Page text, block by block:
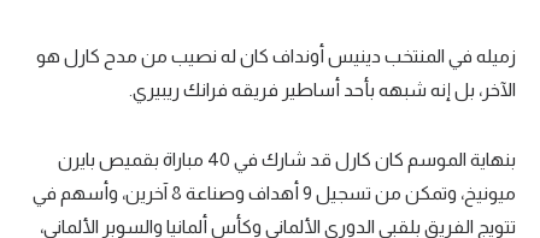
زميله في المنتخب دينيس أونداف كان له نصيب من مدح كارل هو
الآخر، بل إنه شبهه بأحد أساطير فريقه فرانك ريبيري.
بنهاية الموسم كان كارل قد شارك في 40 مباراة بقميص بايرن
ميونيخ، وتمكن من تسجيل 9 أهداف وصناعة 8 آخرين، وأسهم في
تتويج الفريق بلقبي الدوري الألماني وكأس ألمانيا والسوبر الألماني،